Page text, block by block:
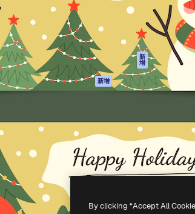
AI視頻生成器
AI語音生成器
圖庫內容
MCP用於
Claude/ChatGPT
新
增
AI助手 新增
所有Magnific工具
使用條
隱私政策
原創作
信任中
聯盟夥
Company S.L.U. 版權所有.
By clicking “Accept All